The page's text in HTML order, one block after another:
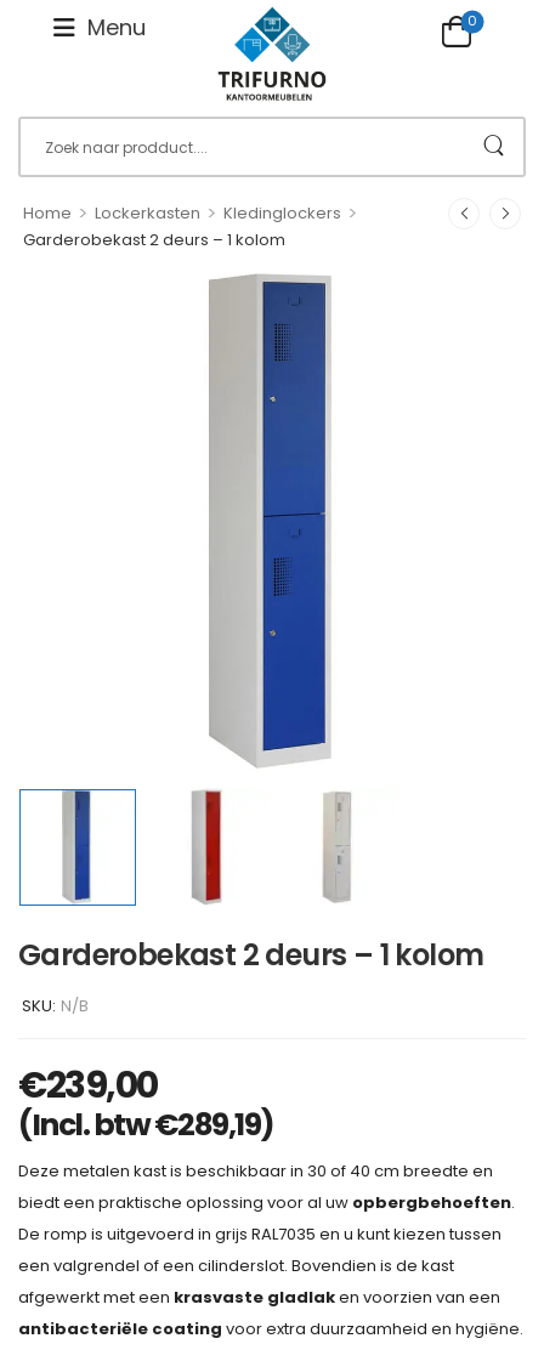
Menu 0
Home > Lockerkasten > Kledinglockers >
Garderobekast 2 deurs – 1 kolom
Garderobekast 2 deurs – 1 kolom
SKU: N/B
€239,00
(Incl. btw€289,19)
Deze metalen kast is beschikbaar in 30 of 40 cm breedte en
biedt een praktische oplossing voor al uw opbergbehoeften.
De romp is uitgevoerd in grijs RAL7035 en u kunt kiezen tussen
een valgrendel of een cilinderslot. Bovendien is de kast
afgewerkt met een krasvaste gladlaken voorzien van een
antibacteriële coating voor extra duurzaamheid en hygiëne.